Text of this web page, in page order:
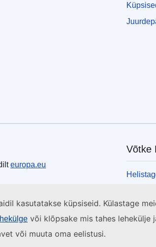
kasutatakse küpsiseid. Külastage
või klõpsake mis tahes lehekülje
või muuta oma eelistusi.
europa.eu
Võtke